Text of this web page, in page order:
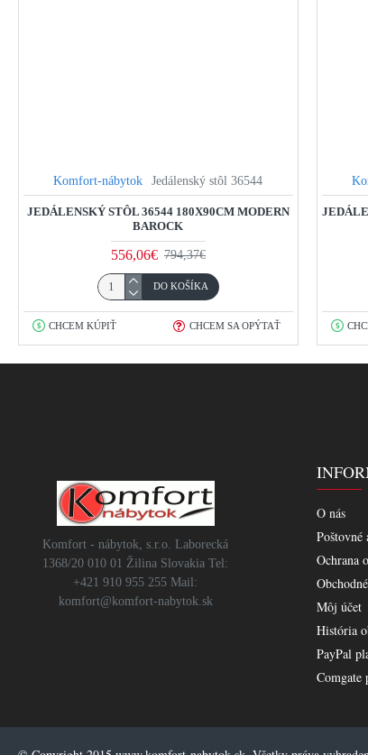
Komfort-nábytok Jedálenský stôl 36544
JEDÁLENSKÝ STÔL 36544 180X90CM MODERN
BAROCK
556,06€ 794,37€
DO KOŠÍKA
CHCEM KÚPIŤ CHCEM SA OPÝTAŤ
Komfort - nábytok, s.r.o. Laborecká
1368/20 010 01 Žilina Slovakia Tel:
+421 910 955 255 Mail:
komfort@komfort-nabytok.sk
O nás
Poštovné
Ochrana
Môj účet
História
PayPal
Comgate